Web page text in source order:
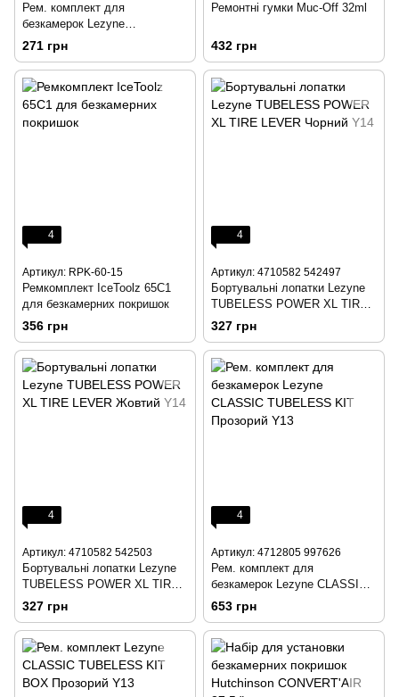
Рем. комплект для
безкамерок Lezyne
TUBELESS PLUG RERILL-10
Чорний Y13
271 грн
Ремонтні гумки Muc-Off 32ml
432 грн
4
Артикул: RPK-60-15
Ремкомплект IceToolz 65C1
для безкамерних покришок
356 грн
4
Артикул: 4710582 542497
Бортувальні лопатки Lezyne
TUBELESS POWER XL TIRE
LEVER Чорний Y14
327 грн
4
Артикул: 4710582 542503
Бортувальні лопатки Lezyne
TUBELESS POWER XL TIRE
LEVER Жовтий Y14
327 грн
4
Артикул: 4712805 997626
Рем. комплект для
безкамерок Lezyne CLASSIC
TUBELESS KIT Прозорий Y13
653 грн